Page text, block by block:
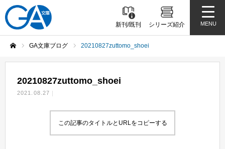
新刊/既刊 シリーズ紹介 MENU
GA文庫ブログ 20210827zuttomo_shoei
20210827zuttomo_shoei
2021.08.27
この記事のタイトルとURLをコピーする